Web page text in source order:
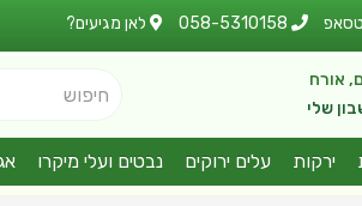
058-5310158 לאן מגיעים?
אורח
שלי
חיפוש
ירקות עלים ירוקים נבטים ועלי מיקרו